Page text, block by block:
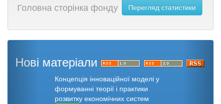
Головна сторінка фонду Перегляд статистики
Нові матеріали
Концепція інноваційної моделі у
формуванні теорії і практики
розвитку економічних систем